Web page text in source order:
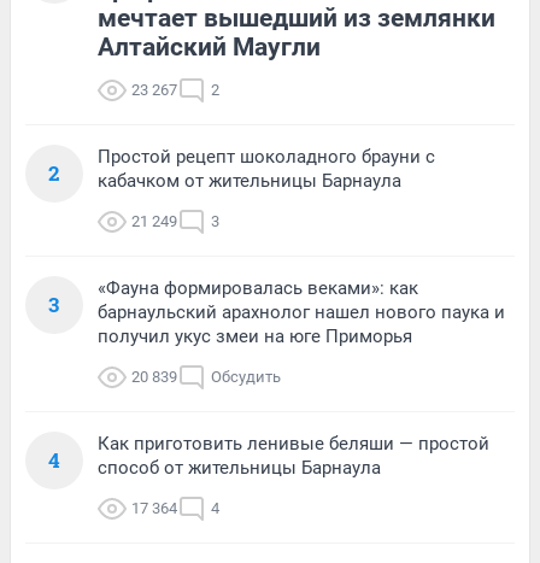
мечтает вышедший из землянки
Алтайский Маугли
23 267 2
2
Простой рецепт шоколадного брауни с
кабачком от жительницы Барнаула
21 249 3
3
«Фауна формировалась веками»: как
барнаульский арахнолог нашел нового паука и
получил укус змеи на юге Приморья
20 839 Обсудить
4
Как приготовить ленивые беляши — простой
способ от жительницы Барнаула
17 364 4